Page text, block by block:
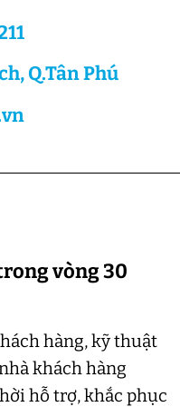
Q.Tân Phú
vòng 30
hàng, kỹ thuật
khách hàng
hỗ trợ, khắc phục